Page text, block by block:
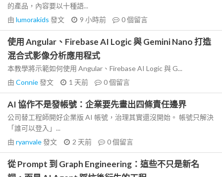
的產品，內容要以十種語...
由 lumorakids 發文 9 小時前 0個留言
使用 Angular、Firebase AI Logic 與 Gemini Nano 打造
混合式影像分析應用程式
本教學將示範如何使用 Angular、Firebase AI Logic 與 G...
由 Connie發文 1 天前 0個留言
AI 協作不是發帳號：企業要先畫出四條責任邊界
公司替工程師開好企業版 AI 帳號，治理其實還沒開始。 帳號只解決
「誰可以登入」...
由 ryanvale發文 2 天前 0個留言
從 Prompt 到 Graph Engineering：這些不只是新名